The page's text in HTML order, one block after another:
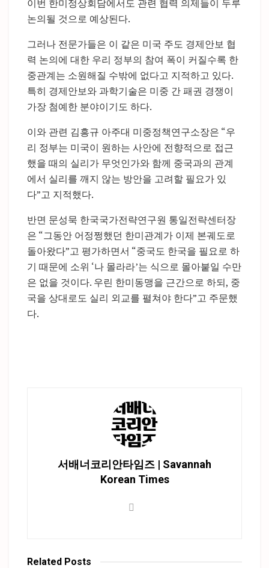
이번 한미정상회담에서도 관련 협력 의제들이 두루
논의될 것으로 예상된다.
그러나 전문가들은 이 같은 미국 주도 경제안보 협
력 논의에 대한 우리 정부의 참여 폭이 커질수록 한
중관계는 소원해질 수밖에 없다고 지적하고 있다.
특히 경제안보와 과학기술은 미중 간 패권 경쟁이
가장 첨예한 분야이기도 하다.
이와 관련 김흥규 아주대 미중정책연구소장은 “우
리 정부는 미국이 원하는 사안에 전향적으로 접근
했을 때의 실리가 무엇인가와 함께 중국과의 관계
에서 실리를 깨지 않는 방안을 고려할 필요가 있
다”고 지적했다.
반면 문성묵 한국국가전략연구원 통일전략센터장
은 “그동안 어정쩡했던 한미관계가 이제 본궤도로
돌아왔다”고 평가하면서 “중국도 한국을 필요로 하
기 때문에 소위 ‘나 몰라라’는 식으로 몰아붙일 수만
은 없을 것이다. 우린 한미동맹을 근간으로 하되, 중
국을 상대로도 실리 외교를 펼쳐야 한다”고 주문했
다.
서배너코리안타임즈 | Savannah
Korean Times
Related Posts